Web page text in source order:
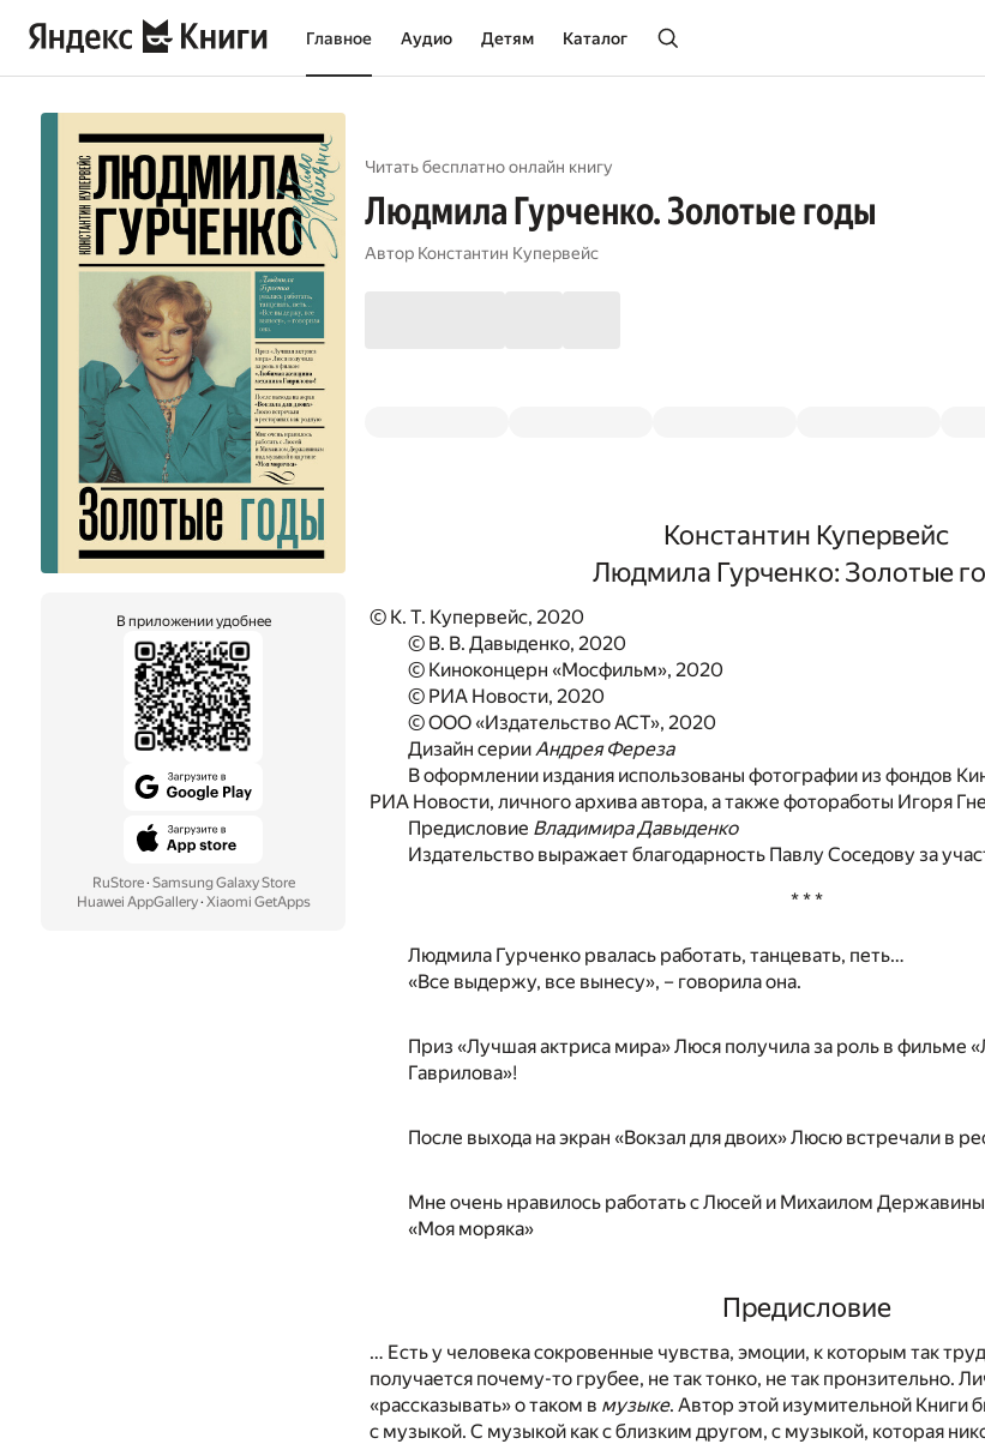
Главное Аудио Детям Каталог
В приложении удобнее
RuStore· Samsung Galaxy Store
Huawei AppGallery· Xiaomi GetApps
Читать бесплатно онлайн книгу
Людмила Гурченко. Золотые годы
Автор Константин Купервейс
Константин Купервейс
Людмила Гурченко: Золотые
© К. Т. Купервейс, 2020
© В. В. Давыденко, 2020
© Киноконцерн «Мосфильм», 2020
© РИА Новости, 2020
© ООО «Издательство АСТ», 2020
Дизайн серииАндрея Фереза
В оформлении издания использованы фотографии из фондов
РИА Новости, личного архива автора, а также фотоработы Игоря
Предисловие Владимира Давыденко
Издательство выражает благодарность Павлу Соседову за
* * *
Людмила Гурченко рвалась работать, танцевать, петь…
«Все выдержу, все вынесу», – говорила она.
Приз «Лучшая актриса мира» Люся получила за роль в
Гаврилова»!
После выхода на экран «Вокзал для двоих» Люсю встречали в
Мне очень нравилось работать с Люсей и Михаилом
«Моя моряка»
Предисловие
… Есть у человека сокровенные чувства, эмоции, к которым так
получается почему-то грубее, не так тонко, не так пронзительно.
«рассказывать» о таком в музыке. Автор этой изумительной
с музыкой. С музыкой как с близким другом, с музыкой, которая